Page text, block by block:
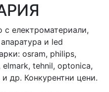
с електроматериали,
и led
osram, philips,
elmark, tehnil, optonica,
др. Конкурентни цени.